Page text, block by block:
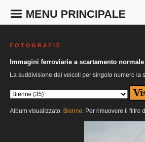
MENU PRINCIPALE
F O T O G R A F I E
Immagini ferroviarie a scartamento normale
La suddivisione dei veicoli per singolo numero la
Album visualizzato: Bienne. Per rimuovere il filtro